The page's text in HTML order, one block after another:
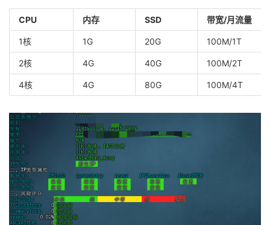
CPU 内存 SSD 带宽/月流量
1核 1G 20G 100M/1T
2核 4G 40G 100M/2T
4核 4G 80G 100M/4T